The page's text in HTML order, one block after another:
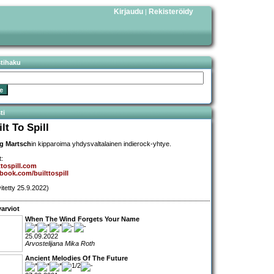
Kirjaudu | Rekisteröidy
To Spill
Martschin kipparoima yhdysvaltalainen indierock-yhtye.
builttospill
25.9.2022)
When The Wind Forgets Your Name
25.09.2022
Arvostelijana Mika Roth
Ancient Melodies Of The Future